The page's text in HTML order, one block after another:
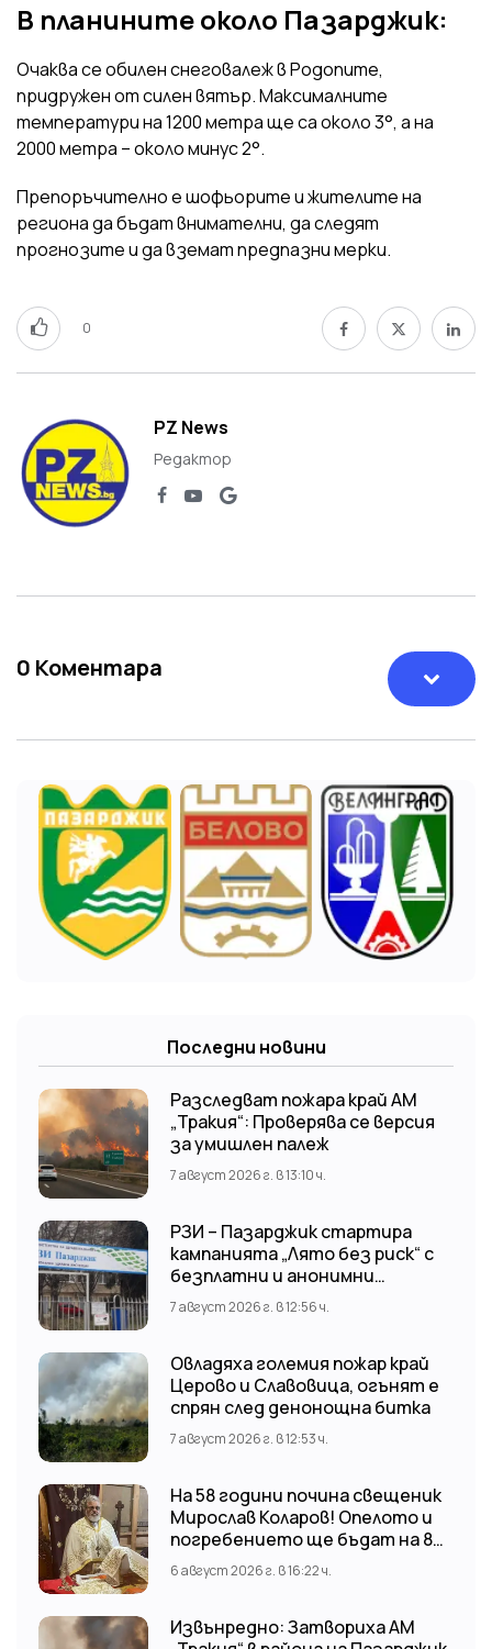
В планините около Пазарджик:
Очаква се обилен снеговалеж в Родопите,
придружен от силен вятър. Максималните
температури на 1200 метра ще са около 3°, а на
2000 метра – около минус 2°.
Препоръчително е шофьорите и жителите на
региона да бъдат внимателни, да следят
прогнозите и да вземат предпазни мерки.
0
PZ News
Редактор
0 Коментара
Последни новини
Разследват пожара край АМ
„Тракия“: Проверява се версия
за умишлен палеж
7 август 2026 г. в 13:10 ч.
РЗИ – Пазарджик стартира
кампанията „Лято без риск“ с
безплатни и анонимни
изследвания за ХИВ
7 август 2026 г. в 12:56 ч.
Овладяха големия пожар край
Церово и Славовица, огънят е
спрян след денонощна битка
7 август 2026 г. в 12:53 ч.
На 58 години почина свещеник
Мирослав Коларов! Опелото и
погребението ще бъдат на 8
август (събота) от 11:00 часа в
храм “Св. Св. Козма и Дамян”, гр.
6 август 2026 г. в 16:22 ч.
Извънредно: Затвориха АМ